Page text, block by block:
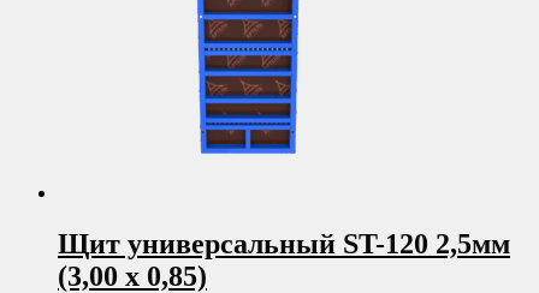
Щит универсальный ST-120 2,5мм
(3,00 х 0,85)